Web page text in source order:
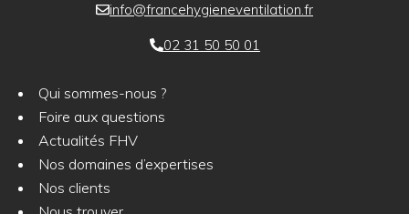
info@francehygieneventilation.fr
02 31 50 50 01
Qui sommes-nous ?
Foire aux questions
Actualités FHV
Nos domaines d’expertises
Nos clients